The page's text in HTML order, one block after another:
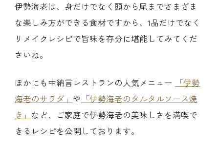
伊勢海老は、身だけでなく頭から尾までさまざま
な楽しみ方ができる食材ですから、1品だけでなく
リメイクレシピで旨味を存分に堪能してみてくだ
さいね。
ほかにも中納言レストランの人気メニュー
「伊勢
海老のサラダ」 や 「伊勢海老のタルタルソース焼
き」 など、ご家庭で伊勢海老の美味しさを満喫で
きるレシピを公開しております。